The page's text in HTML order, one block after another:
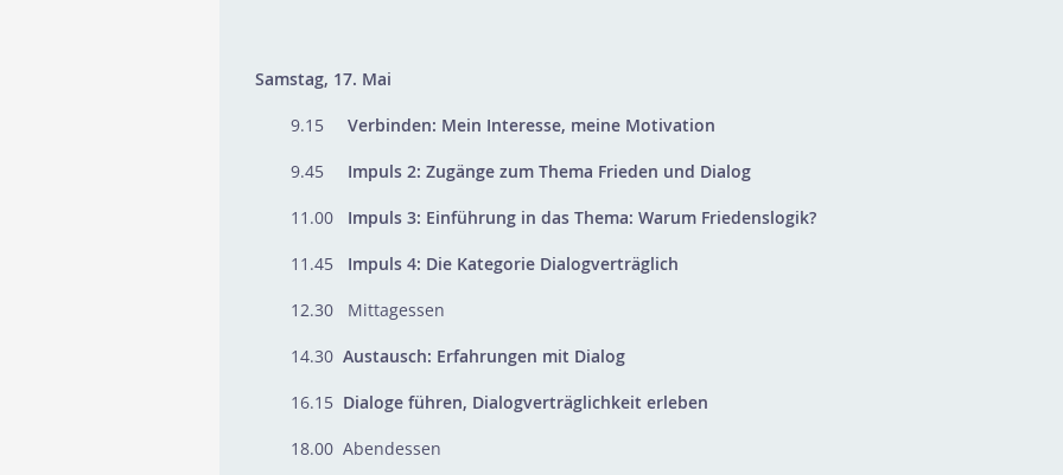
Samstag, 17. Mai
9.15 Verbinden: Mein Interesse, meine Motivation
9.45 Impuls 2: Zugänge zum Thema Frieden und Dialog
11.00 Impuls 3: Einführung in das Thema: Warum Friedenslogik?
11.45 Impuls 4: Die Kategorie Dialogverträglich
12.30 Mittagessen
14.30 Austausch: Erfahrungen mit Dialog
16.15 Dialoge führen, Dialogverträglichkeit erleben
18.00 Abendessen